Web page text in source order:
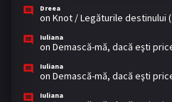
Dreea
on Knot / Legăturile destinului
Iuliana
on Demască-mă, dacă eşti
Iuliana
on Demască-mă, dacă eşti
Iuliana